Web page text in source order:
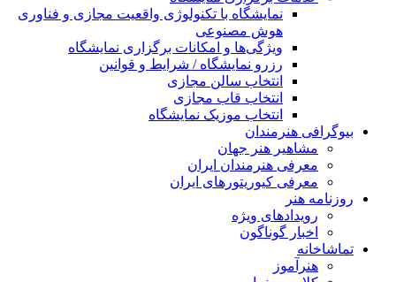
نمایشگاه با تکنولوژی واقعیت مجازی و فناوری
هوش مصنوعی
ویژگی‌ها و امکانات برگزاری نمایشگاه
رزرو نمایشگاه / شرایط و قوانین
انتخاب سالن مجازی
انتخاب قاب مجازی
انتخاب موزیک نمایشگاه
بیوگرافی هنرمندان
مشاهیر هنر جهان
معرفی هنرمندان ایران
معرفی کیوریتورهای ایران
روزنامه هنر
رویدادهای ویژه
اخبار گوناگون
تماشاخانه
هنرآموز